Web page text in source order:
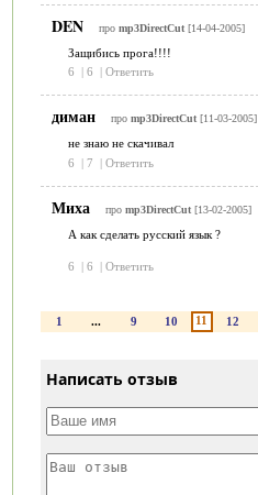
DEN про mp3DirectCut [14-04-2005]
Защибись прога!!!!
6
| 6 | Ответить
диман про mp3DirectCut [11-03-2005]
не знаю не скачивал
6
| 7 | Ответить
Миха про mp3DirectCut [13-02-2005]
А как сделать русский язык ?
6 | 6 | Ответить
1 ... 9 10 11 12
Написать отзыв